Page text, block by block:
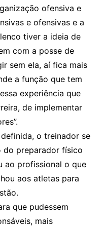
ofensiva e
e ofensivas e a
tiver a ideia de
com a posse de
sem ela, aí fica mais
a função que tem
experiência que
de implementar
o treinador se
do preparador físico
ao profissional o que
aos atletas para
que pudessem
mais